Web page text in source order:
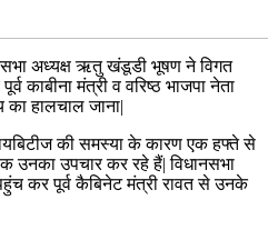
अध्यक्ष ऋतु खंडूडी भूषण ने विगत
काबीना मंत्री व वरिष्ठ भाजपा नेता
का हालचाल जाना|
की समस्या के कारण एक हफ्ते से
उनका उपचार कर रहे हैं| विधानसभा
कर पूर्व कैबिनेट मंत्री रावत से उनके